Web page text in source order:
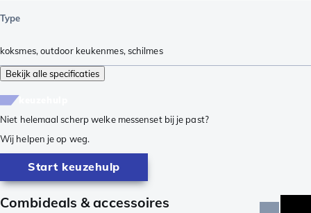
Type
koksmes, outdoor keukenmes, schilmes
Bekijk alle specificaties
Niet helemaal scherp welke messenset bij je past?
Wij helpen je op weg.
Start keuzehulp
Combideals & accessoires